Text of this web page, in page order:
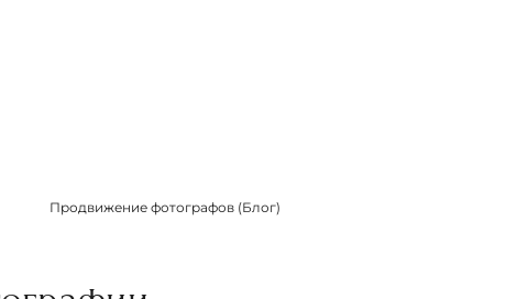
Продвижение фотографов (Блог)